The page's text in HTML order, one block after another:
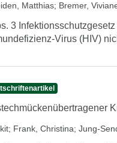
Matthias; Bremer,
3
Virus (HIV)
; Frank, Christina; Jung-